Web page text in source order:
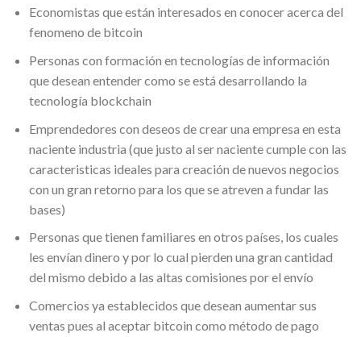
Economistas que están interesados en conocer acerca del
fenomeno de bitcoin
Personas con formación en tecnologías de información
que desean entender como se está desarrollando la
tecnología blockchain
Emprendedores con deseos de crear una empresa en esta
naciente industria (que justo al ser naciente cumple con las
caracteristicas ideales para creación de nuevos negocios
con un gran retorno para los que se atreven a fundar las
bases)
Personas que tienen familiares en otros países, los cuales
les envían dinero y por lo cual pierden una gran cantidad
del mismo debido a las altas comisiones por el envío
Comercios ya establecidos que desean aumentar sus
ventas pues al aceptar bitcoin como método de pago